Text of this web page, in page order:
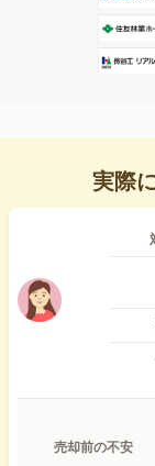
実際
売却前の不安